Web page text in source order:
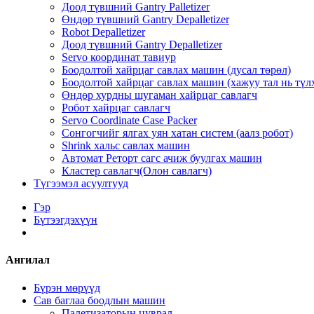
Доод түвшний Gantry Palletizer
Өндөр түвшний Gantry Depalletizer
Robot Depalletizer
Доод түвшний Gantry Depalletizer
Servo координат тавиур
Боодолтой хайрцаг савлах машин (дусал төрөл)
Боодолтой хайрцаг савлах машин (хажуу тал нь
Өндөр хурдны шугаман хайрцаг савлагч
Робот хайрцаг савлагч
Servo Coordinate Case Packer
Сонгогчийг ялгах уян хатан систем (аалз робот)
Shrink хальс савлах машин
Автомат Реторт сагс ачиж буулгах машин
Кластер савлагч(Олон савлагч)
Түгээмэл асуултууд
Гэр
Бүтээгдэхүүн
Ангилал
Бүрэн мөрүүд
Сав баглаа боодлын машин